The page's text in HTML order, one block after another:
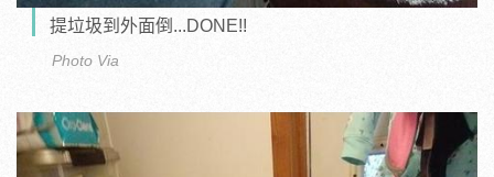
提垃圾到外面倒...DONE!!
Photo Via